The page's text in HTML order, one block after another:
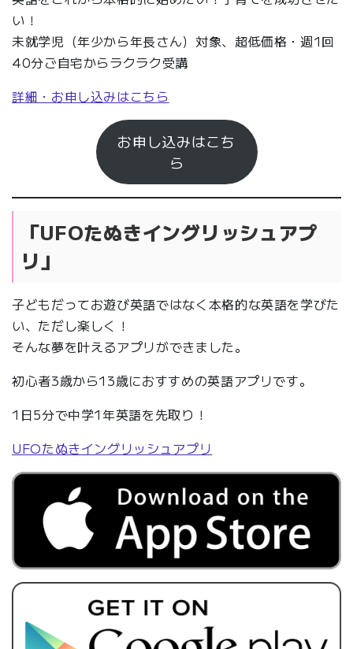
い！
未就学児（年少から年長さん）対象、超低価格・週1回
40分ご自宅からラクラク受講
詳細・お申し込みはこちら
お申し込みはこち
ら
「UFOたぬきイングリッシュアプ
リ」
子どもだってお遊び英語ではなく本格的な英語を学びた
い、ただし楽しく！
そんな夢を叶えるアプリができました。
初心者3歳から13歳におすすめの英語アプリです。
1日5分で中学1年英語を先取り！
UFOたぬきイングリッシュアプリ